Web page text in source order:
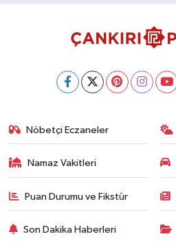
Nöbetçi Eczaneler
Namaz Vakitleri
Puan Durumu ve Fikstür
Son Dakika Haberleri